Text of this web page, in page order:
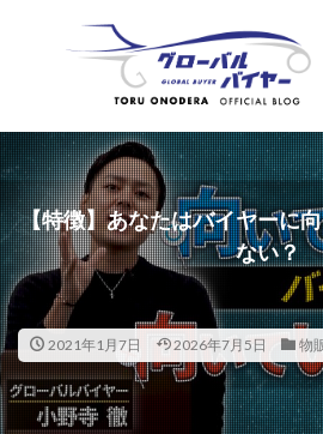
【特徴】あなたはバイヤーに
ない？
2021年1月7日 2026年7月5日 物